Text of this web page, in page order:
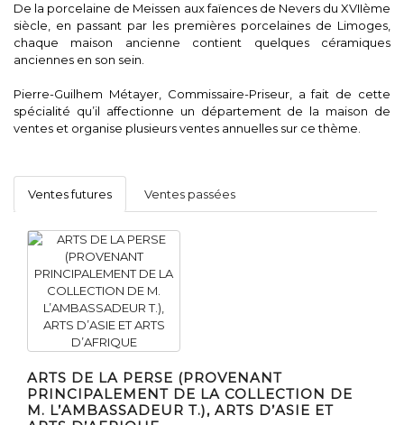
De la porcelaine de Meissen aux faïences de Nevers du XVIIème
siècle, en passant par les premières porcelaines de Limoges,
chaque maison ancienne contient quelques céramiques
anciennes en son sein.
Pierre-Guilhem Métayer, Commissaire-Priseur, a fait de cette
spécialité qu’il affectionne un département de la maison de
ventes et organise plusieurs ventes annuelles sur ce thème.
Ventes futures Ventes passées
ARTS DE LA PERSE (PROVENANT
PRINCIPALEMENT DE LA COLLECTION DE
M. L’AMBASSADEUR T.), ARTS D’ASIE ET